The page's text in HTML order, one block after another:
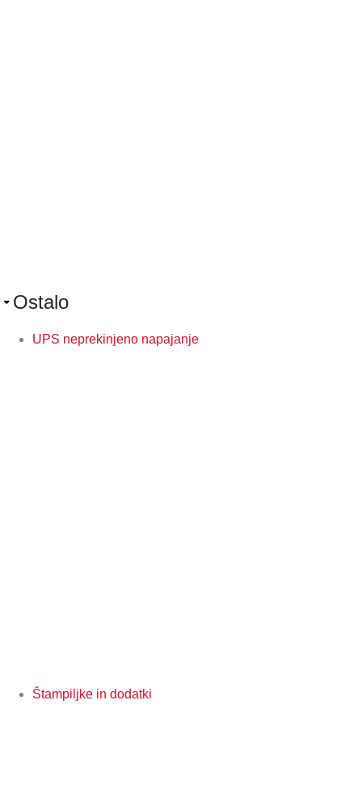
Ostalo
UPS neprekinjeno napajanje
Štampiljke in dodatki